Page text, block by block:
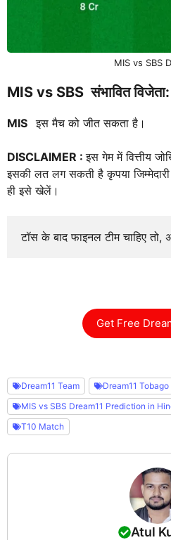
MIS vs SBS
MIS vs SBS संभावित विजेता:
MISइस मैच को जीत सकता है।
DISCLAIMER :इस गेम में वित्तीय
इसकी लत लग सकती है कृपया
ही इसे खेलें।
टॉस के बाद फाइनल टीम चाहिए
Get Free
Dream11 Team Dream11
MIS vs SBS Dream11 Prediction in
T10 Match
Atul